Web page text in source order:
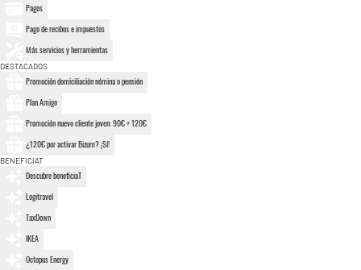
Pagos
Pago de recibos e impuestos
Más servicios y herramientas
DESTACADOS
Promoción domiciliación nómina o pensión
Plan Amigo
Promoción nuevo cliente joven: 90€ + 120€
¿120€ por activar Bizum? ¡Sí!
BENEFICIAT
Descubre beneficiaT
Logitravel
TaxDown
IKEA
Octopus Energy